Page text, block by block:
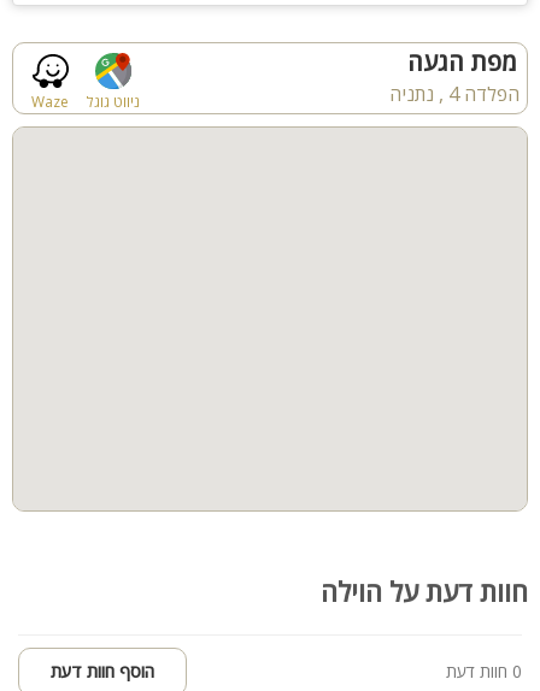
Waze ניווט גוגל
מפת הגעה
הפלדה 4 , נתניה
חוות דעת על הוילה
0 חוות דעת הוסף חוות דעת